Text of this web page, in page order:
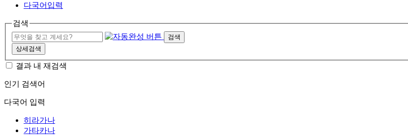
다국어입력
검색
검색
상세검색
결과 내 재검색
인기 검색어
다국어 입력
히라가나
가타카나